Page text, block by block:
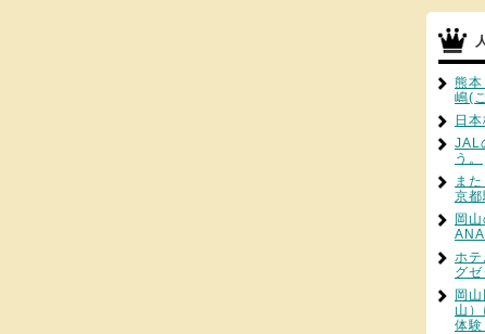
熊
嶋(
日
JAL
う。
ま
京都
岡
ホ
グ
岡
山
体験